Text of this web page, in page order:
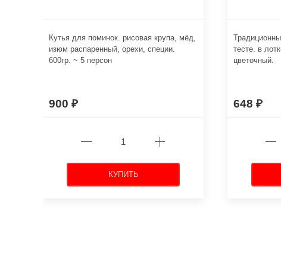
Кутья для поминок. рисовая крупа, мёд,
изюм распаренный, орехи, специи.
600гр. ~ 5 персон
900
КУПИТЬ
тесте. в
цветочный.
648